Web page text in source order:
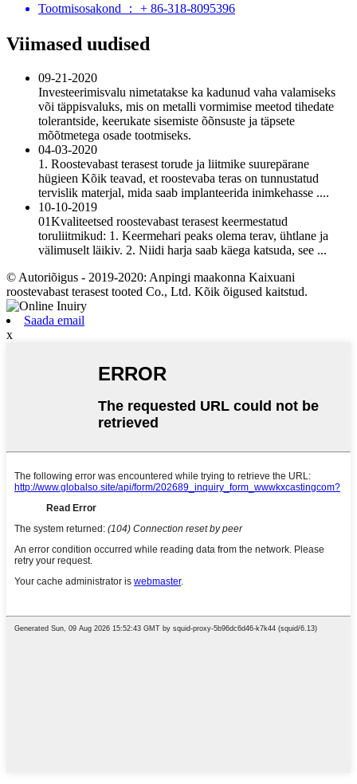
Tootmisosakond ： + 86-318-8095396
Viimased uudised
09-21-2020
Investeerimisvalu nimetatakse ka kadunud vaha valamiseks
või täppisvaluks, mis on metalli vormimise meetod tihedate
tolerantside, keerukate sisemiste õõnsuste ja täpsete
mõõtmetega osade tootmiseks.
04-03-2020
1. Roostevabast terasest torude ja liitmike suurepärane
hügieen Kõik teavad, et roostevaba teras on tunnustatud
tervislik materjal, mida saab implanteerida inimkehasse ....
10-10-2019
01Kvaliteetsed roostevabast terasest keermestatud
toruliitmikud: 1. Keermehari peaks olema terav, ühtlane ja
välimuselt läikiv. 2. Niidi harja saab käega katsuda, see ...
© Autoriõigus - 2019-2020: Anpingi maakonna Kaixuani
roostevabast terasest tooted Co., Ltd. Kõik õigused kaitstud.
Saada email
x